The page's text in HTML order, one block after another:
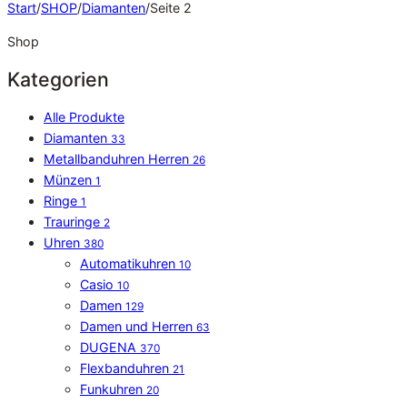
Start/SHOP/Diamanten/Seite 2
Shop
Kategorien
Alle Produkte
Diamanten 33
Metallbanduhren Herren 26
Münzen 1
Ringe 1
Trauringe 2
Uhren 380
Automatikuhren 10
Casio 10
Damen 129
Damen und Herren 63
DUGENA 370
Flexbanduhren 21
Funkuhren 20